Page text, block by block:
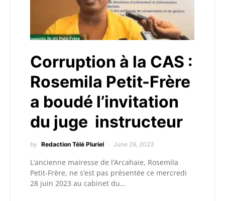
Corruption à la CAS :
Rosemila Petit-Frère
a boudé l’invitation
du juge instructeur
by Redaction Télé Pluriel June 29, 2023
L’ancienne mairesse de l’Arcahaie, Rosemila
Petit-Frère, ne s’est pas présentée ce mercredi
28 juin 2023 au cabinet du…